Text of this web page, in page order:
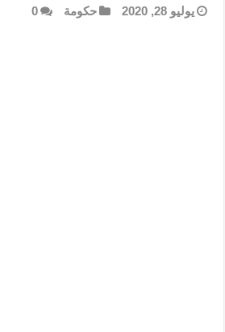
يوليو 28, 2020 حكومة 0